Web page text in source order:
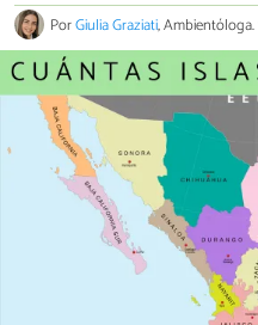
PorGiulia Graziati, Ambientóloga.